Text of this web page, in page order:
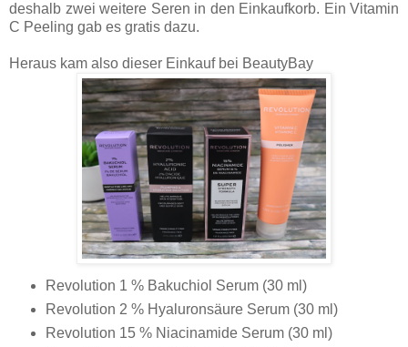
deshalb zwei weitere Seren in den Einkaufkorb. Ein Vitamin
C Peeling gab es gratis dazu.
Heraus kam also dieser Einkauf bei BeautyBay
Revolution 1 % Bakuchiol Serum (30 ml)
Revolution 2 % Hyaluronsäure Serum (30 ml)
Revolution 15 % Niacinamide Serum (30 ml)